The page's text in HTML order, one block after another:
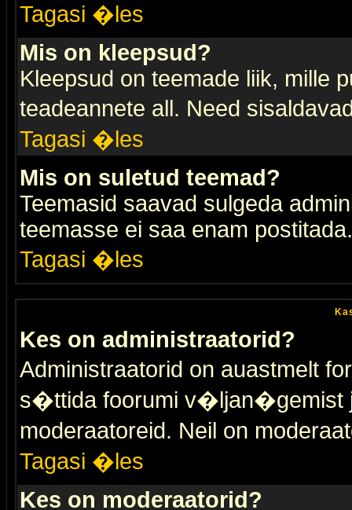
Tagasi �les
Mis on kleepsud?
Kleepsud on teemade liik, mille
teadeannete all. Need
Tagasi �les
Mis on suletud teemad?
Teemasid saavad sulgeda
teemasse ei saa enam postitada.
Tagasi �les
Kes on administraatorid?
Administraatorid on auastmelt
s�ttida foorumi v�ljan�gemist
moderaatoreid. Neil on
Tagasi �les
Kes on moderaatorid?